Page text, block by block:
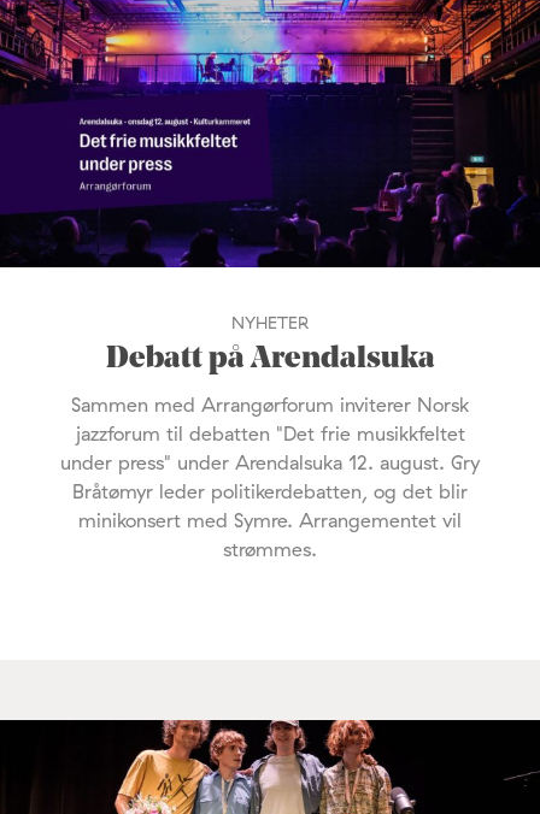
NYHETER
Debatt på Arendalsuka
Sammen med Arrangørforum inviterer Norsk
jazzforum til debatten "Det frie musikkfeltet
under press" under Arendalsuka 12. august. Gry
Bråtømyr leder politikerdebatten, og det blir
minikonsert med Symre. Arrangementet vil
strømmes.